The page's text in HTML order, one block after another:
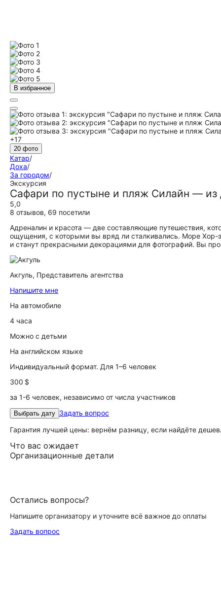
В избранное
+17
20 фото
Катар/
Доха/
За городом/
Экскурсия
Сафари по пустыне и пляж Силайн — из
5,0
8 отзывов, 69 посетили
Адреналин и красота — две составляющие путешествия,
ощущения, с которыми вы вряд ли сталкивались. Море Хор-
и станут прекрасными декорациями для фотографий. Вы
Акгуль, Представитель агентства
Напишите мне
На автомобиле
4 часа
Можно с детьми
На английском языке
Индивидуальный формат. Для 1–6 человек
300 $
за 1-6 человек, независимо от числа участников
Выбрать дату Задать вопрос
Гарантия лучшей цены: вернём разницу, если найдёте
Что вас ожидает
Организационные детали
Остались вопросы?
Напишите организатору и уточните всё важное до оплаты
Задать вопрос